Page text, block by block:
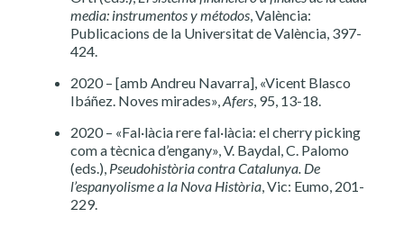
media: instrumentos y métodos, València:
Publicacions de la Universitat de València, 397-
424.
2020 – [amb Andreu Navarra], «Vicent Blasco
Ibáñez. Noves mirades»,Afers, 95, 13-18.
2020 – «Fal·làcia rere fal·làcia: el cherry picking
com a tècnica d’engany», V. Baydal, C. Palomo
(eds.), Pseudohistòria contra Catalunya. De
l’espanyolisme a la Nova Història, Vic: Eumo, 201-
229.